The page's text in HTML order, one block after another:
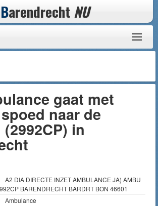
Barendrecht NU
gaat met
naar de
in
A2 DIA DIRECTE INZET AMBULANCE JA) AMBU
BARENDRECHT BARDRT BON 46601
Ambulance